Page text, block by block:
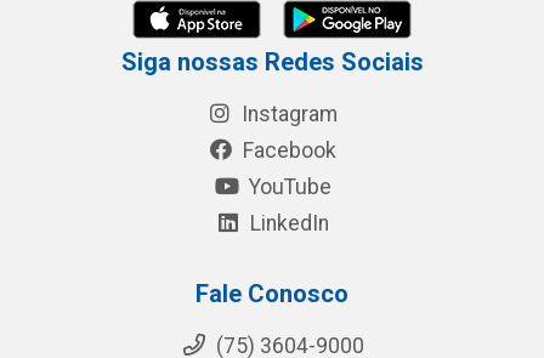
Siga nossas Redes Sociais
Instagram
Facebook
YouTube
LinkedIn
Fale Conosco
(75) 3604-9000